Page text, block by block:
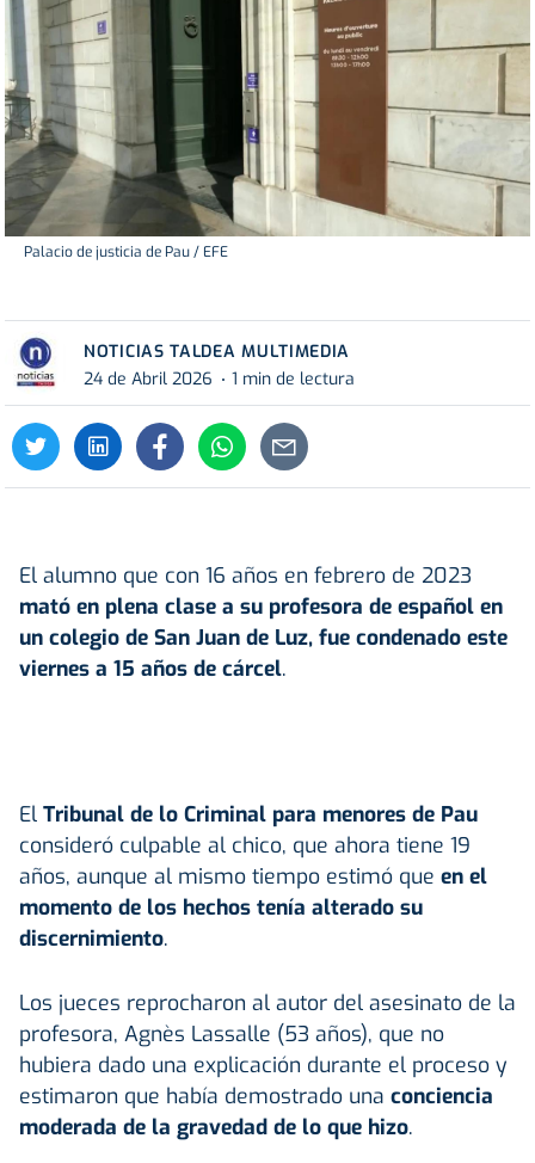
Palacio de justicia de Pau / EFE
NOTICIAS TALDEA MULTIMEDIA
24 de Abril 2026
1 min de lectura
El alumno que con 16 años en febrero de 2023
mató en plena clase a su profesora de español en
un colegio de San Juan de Luz, fue condenado este
viernes a 15 años de cárcel.
El Tribunal de lo Criminal para menores de Pau
consideró culpable al chico, que ahora tiene 19
años, aunque al mismo tiempo estimó que en el
momento de los hechos tenía alterado su
discernimiento.
Los jueces reprocharon al autor del asesinato de la
profesora, Agnès Lassalle (53 años), que no
hubiera dado una explicación durante el proceso y
estimaron que había demostrado una conciencia
moderada de la gravedad de lo que hizo.